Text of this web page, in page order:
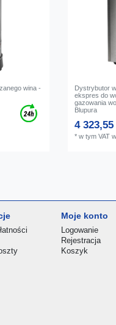
wina -
Dystrybutor
ekspres do
gazowania
Blupura
4 323,55
*w tym VAT
Moje konto
Logowanie
Rejestracja
Koszyk